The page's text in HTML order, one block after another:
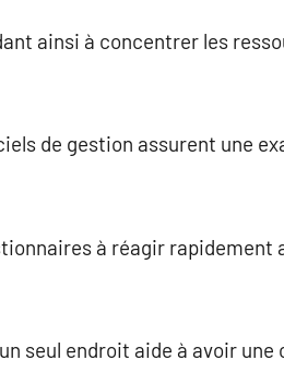
ainsi à concentrer les
de gestion assurent une
à réagir rapidement
seul endroit aide à avoir une